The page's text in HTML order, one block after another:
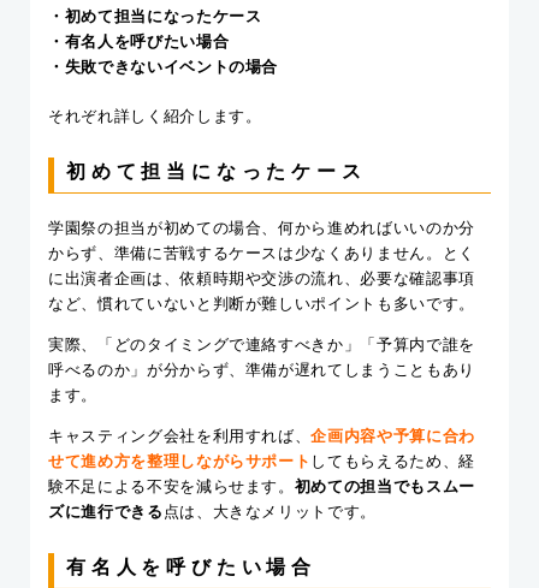
・初めて担当になったケース
・有名人を呼びたい場合
・失敗できないイベントの場合
それぞれ詳しく紹介します。
初めて担当になったケース
学園祭の担当が初めての場合、何から進めればいいのか分
からず、準備に苦戦するケースは少なくありません。とく
に出演者企画は、依頼時期や交渉の流れ、必要な確認事項
など、慣れていないと判断が難しいポイントも多いです。
実際、「どのタイミングで連絡すべきか」「予算内で誰を
呼べるのか」が分からず、準備が遅れてしまうこともあり
ます。
キャスティング会社を利用すれば、企画内容や予算に合わ
せて進め方を整理しながらサポート してもらえるため、経
験不足による不安を減らせます。 初めての担当でもスムー
ズに進行できる 点は、大きなメリットです。
有名人を呼びたい場合